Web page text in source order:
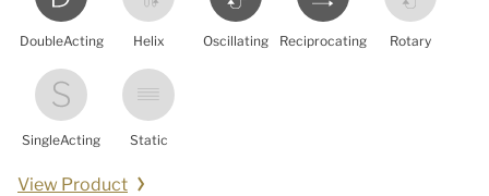
DoubleActing Helix Oscillating Reciprocating Rotary
SingleActing Static
View Product